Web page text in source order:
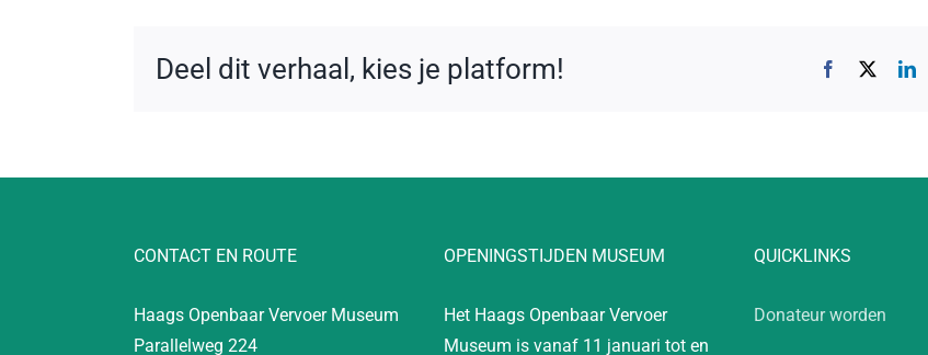
Deel dit verhaal, kies je platform! Facebook
CONTACT EN ROUTE
Haags Openbaar Vervoer Museum
Parallelweg 224
OPENINGSTIJDEN MUSEUM
Het Haags Openbaar Vervoer
Museum is vanaf 11 januari tot en
QUICKLINKS
Donateur worden